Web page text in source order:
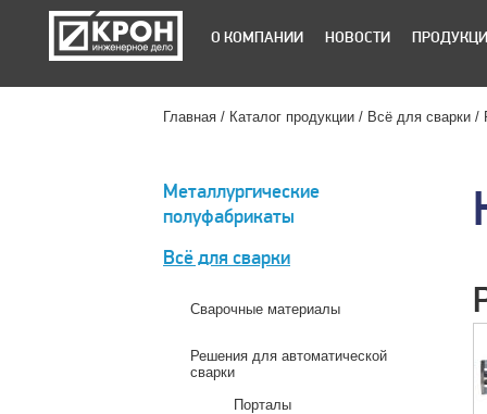
О КОМПАНИИ НОВОСТИ
Главная Каталог продукции Всё для сварки
Металлургические
полуфабрикаты
Всё для сварки
Сварочные материалы
Решения для автоматической
сварки
Порталы